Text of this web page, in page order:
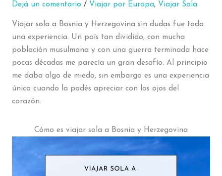
Dejá un comentario / Viajar por Europa, Viajar Sola
Viajar sola a Bosnia y Herzegovina sin dudas fue toda
una experiencia. Un país tan dividido, con mucha
población musulmana y con una guerra terminada hace
pocas décadas me parecía un gran desafío. Al principio
me daba algo de miedo, sin embargo es una experiencia
única cuando la podés apreciar con los ojos del
corazón.
Cómo es viajar sola a Bosnia y Herzegovina